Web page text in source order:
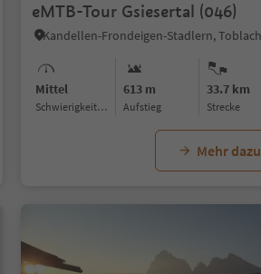
eMTB-Tour Gsiesertal (046)
Mittel
Schwierigkeitsgrad
613 m
Aufstieg
33.7 km
Strecke
Mehr dazu